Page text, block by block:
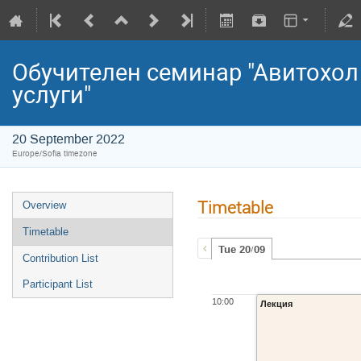
Обучителен семинар
услуги"
20 September 2022
Europe/Sofia timezone
Overview
Timetable
Contribution List
Participant List
Timetable
Tue 20/09
10:00 Лекция